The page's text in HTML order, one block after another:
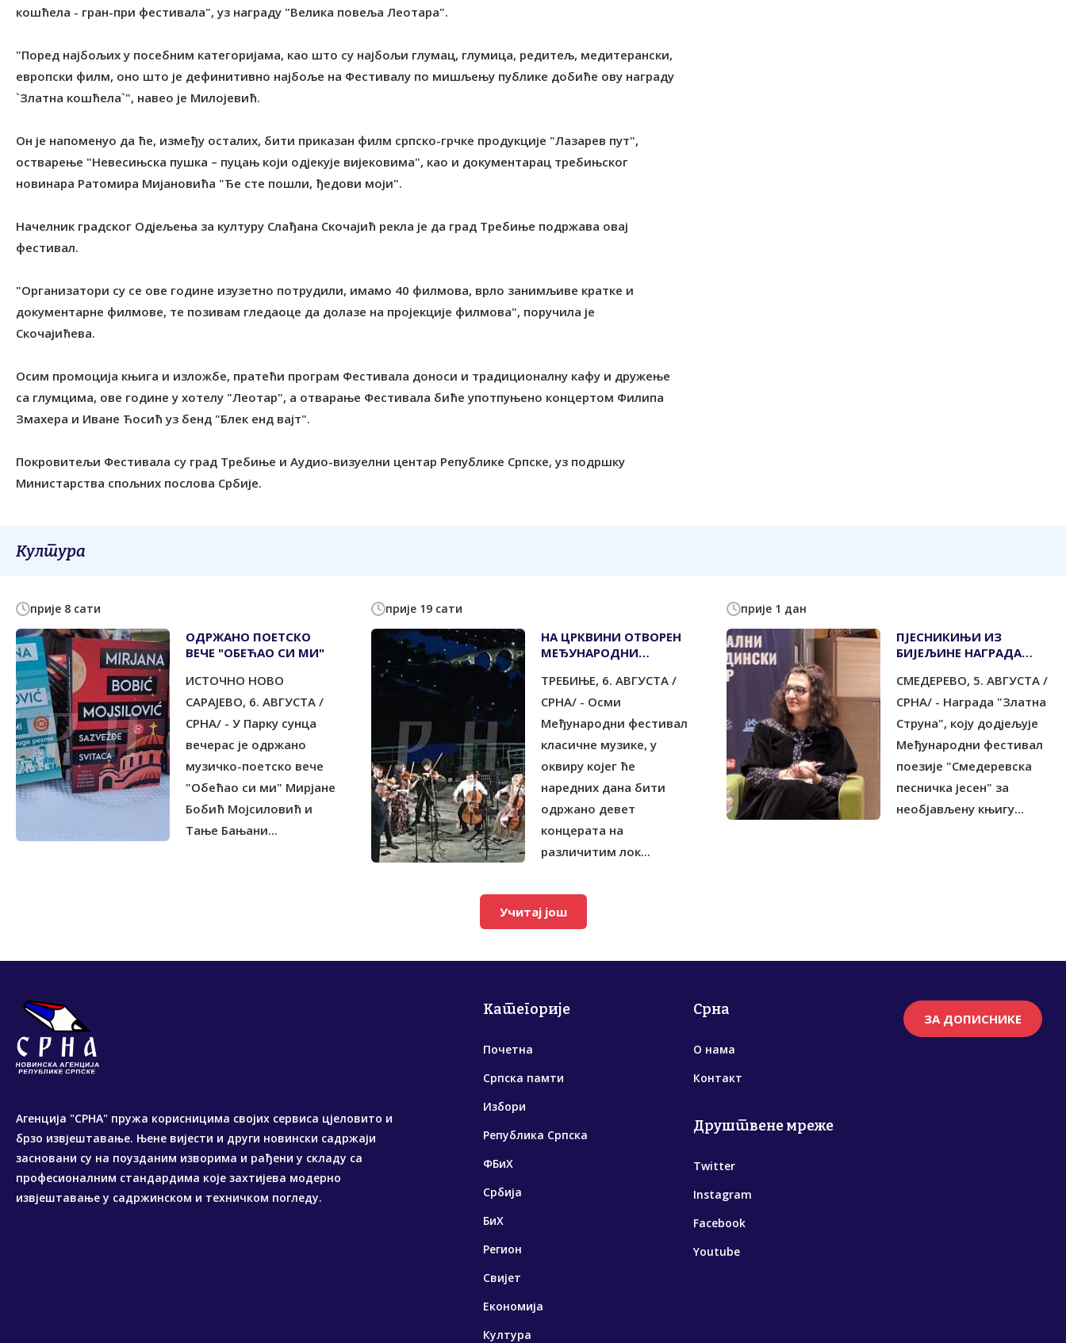
кошћела - гран-при фестивала", уз награду "Велика повеља Леотара".
"Поред најбољих у посебним категоријама, као што су најбољи глумац, глумица, редитељ, медитерански,
европски филм, оно што је дефинитивно најбоље на Фестивалу по мишљењу публике добиће ову награду
`Златна кошћела`", навео је Милојевић.
Он је напоменуо да ће, између осталих, бити приказан филм српско-грчке продукције "Лазарев пут",
остварење "Невесињска пушка – пуцањ који одјекује вијековима", као и документарац требињског
новинара Ратомира Мијановића "Ђе сте пошли, ђедови моји".
Начелник градског Одјељења за културу Слађана Скочајић рекла је да град Tребиње подржава овај
фестивал.
"Организатори су се ове године изузетно потрудили, имамо 40 филмова, врло занимљиве кратке и
документарне филмове, те позивам гледаоце да долазе на пројекције филмова", поручила је
Скочајићева.
Осим промоција књига и изложбе, пратећи програм Фестивала доноси и традиционалну кафу и дружење
са глумцима, ове године у хотелу "Леотар", а отварање Фестивала биће употпуњено концертом Филипа
Змахера и Иване Ћосић уз бенд "Блек енд вајт".
Покровитељи Фестивала су град Tребиње и Аудио-визуелни центар Републике Српске, уз подршку
Министарства спољних послова Србије.
Култура
прије 8 сати
ОДРЖАНО ПОЕТСКО
ВЕЧЕ "ОБЕЋАО СИ МИ"
ИСТОЧНО НОВО
САРАЈЕВО, 6. АВГУСТА /
СРНА/ - У Парку сунца
вечерас је одржано
музичко-поетско вече
"Обећао си ми" Мирјане
Бобић Мојсиловић и
Тање Бањани...
прије 19 сати
НА ЦРКВИНИ ОТВОРЕН
МЕЂУНАРОДНИ
МУЗИКЕ
ТРЕБИЊЕ, 6. АВГУСТА /
СРНА/ - Осми
Међународни фестивал
класичне музике, у
оквиру којег ће
наредних дана бити
одржано девет
концерата на
различитим лок...
прије 1 дан
ПЈЕСНИКИЊИ ИЗ
БИЈЕЉИНЕ НАГРАДА
СМЕДЕРЕВО, 5. АВГУСТА /
СРНА/ - Награда "Златна
Струна", коју додјељује
Међународни фестивал
поезије "Смедеревска
песничка јесен" за
необјављену књигу...
Учитај још
Агенција "СРНА" пружа корисницима својих сервиса цјеловито и
брзо извјештавање. Њене вијести и други новински садржаји
засновани су на поузданим изворима и рађени у складу са
професионалним стандардима које захтијева модерно
извјештавање у садржинском и техничком погледу.
Категорије
Почетна
Српска памти
Избори
Република Српска
ФБиХ
Србија
БиХ
Регион
Свијет
Економија
Култура
Срна
О нама
Контакт
Друштвене мреже
Twitter
Instagram
Facebook
Youtube
ЗА ДОПИСНИКЕ